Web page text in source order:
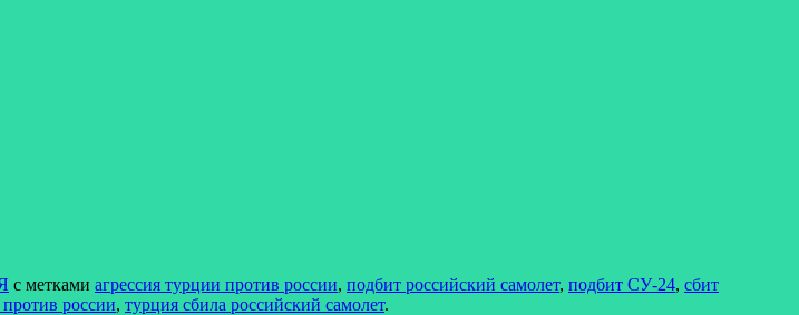
с метками агрессия турции против россии, подбит российский самолет, подбит СУ-24, сбит
россии, турция сбила российский самолет.